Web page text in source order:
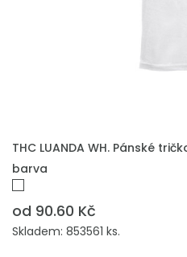
THC LUANDA WH. Pánské
barva
od 90.60 Kč
Skladem: 853561 ks.